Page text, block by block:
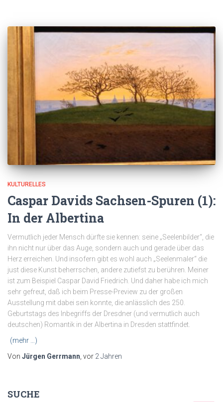
KULTURELLES
Caspar Davids Sachsen-Spuren (1):
In der Albertina
Vermutlich jeder Mensch dürfte sie kennen: seine „Seelenbilder“, die
ihn nicht nur über das Auge, sondern auch und gerade über das
Herz erreichen. Und insofern gibt es wohl auch „Seelenmaler“ die
just diese Kunst beherrschen, andere zutiefst zu berühren. Meiner
ist zum Beispiel Caspar David Friedrich. Und daher habe ich mich
sehr gefreut, daß ich beim Presse-Preview zu der großen
Ausstellung mit dabei sein konnte, die anlässlich des 250.
Geburtstags des Inbegriffs der Dresdner (und vermutlich auch
deutschen) Romantik in der Albertina in Dresden stattfindet.
(mehr …)
Von Jürgen Gerrmann , vor 2 Jahren
SUCHE